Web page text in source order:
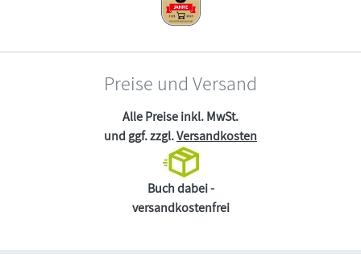
Preise und Versand
Alle Preise inkl. MwSt.
und ggf. zzgl.Versandkosten
Buch dabei -
versandkostenfrei